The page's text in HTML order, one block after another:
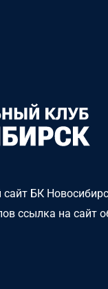
БК
ссылка на сайт